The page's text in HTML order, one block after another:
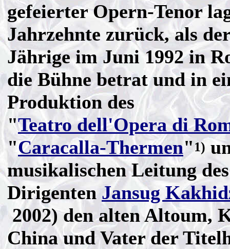
gefeierter Opern-Tenor
Jahrzehnte zurück, als
Jährige im Juni 1992 in
die Bühne betrat und in
Produktion des
"Teatro dell'Opera di
"Caracalla-Thermen"1)
musikalischen Leitung
Dirigenten Jansug
2002) den alten Altoum,
China und Vater der